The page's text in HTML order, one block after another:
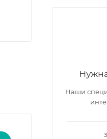
Наши